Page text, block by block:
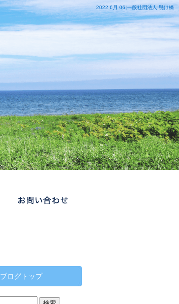
2022 6月 06|一般社団法人 懸け橋
ブログトップ